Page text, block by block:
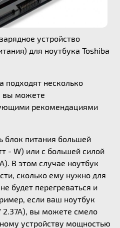
устройство
для ноутбука Toshiba
подходят несколько
вы можете
рекомендациями
питания большей
- W) или с большей силой
В этом случае ноутбук
сколько ему нужно для
будет перегреваться и
если ваш ноутбук
2.37A), вы можете смело
устройству мощностью